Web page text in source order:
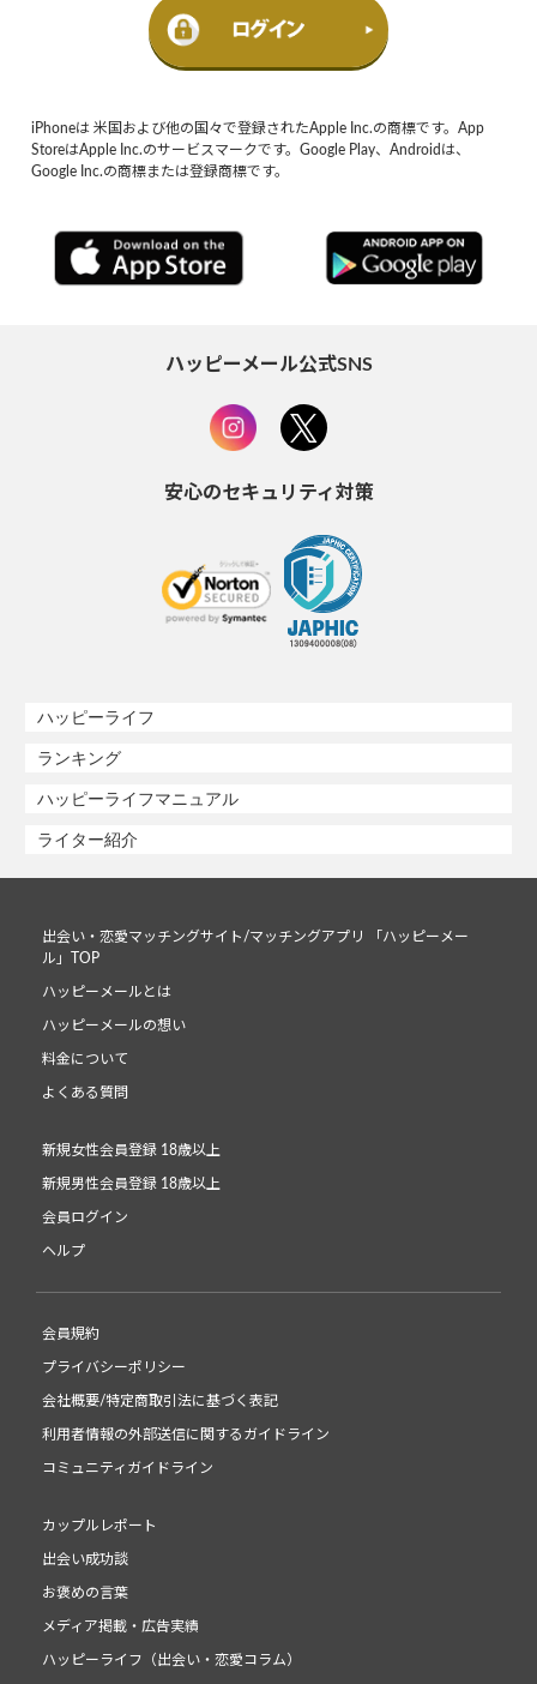
iPhoneは 米国および他の国々で登録されたApple Inc.の商標です。App
StoreはApple Inc.のサービスマークです。Google Play、Androidは、
Google Inc.の商標または登録商標です。
ハッピーメール公式SNS
安心のセキュリティ対策
ハッピーライフ
ランキング
ハッピーライフマニュアル
ライター紹介
出会い・恋愛マッチングサイト/マッチングアプリ 「ハッピーメー
ル」TOP
ハッピーメールとは
ハッピーメールの想い
料金について
よくある質問
新規女性会員登録 18歳以上
新規男性会員登録 18歳以上
会員ログイン
ヘルプ
会員規約
プライバシーポリシー
会社概要/特定商取引法に基づく表記
利用者情報の外部送信に関するガイドライン
コミュニティガイドライン
カップルレポート
出会い成功談
お褒めの言葉
メディア掲載・広告実績
ハッピーライフ（出会い・恋愛コラム）